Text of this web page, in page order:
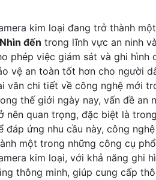
kim loại đang trở thành
Nhìn đến trong lĩnh vực an ninh
phép việc giám sát và ghi hình
vệ an toàn tốt hơn cho người
văn chi tiết về công nghệ mới
thế giới ngày nay, vấn đề an
nên quan trọng, đặc biệt là
đáp ứng nhu cầu này, công
một trong những công cụ
kim loại, với khả năng ghi
thông minh, giúp cung cấp